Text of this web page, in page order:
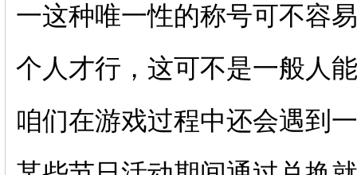
一这种唯一性的称号可不容
个人才行，这可不是一般人
咱们在游戏过程中还会遇到